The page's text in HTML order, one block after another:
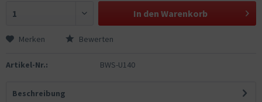
In den Warenkorb
Merken Bewerten
Artikel-Nr.: BWS-U140
Beschreibung